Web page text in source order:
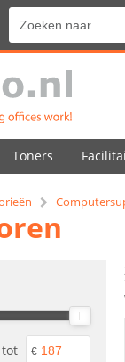
Toners
tot €